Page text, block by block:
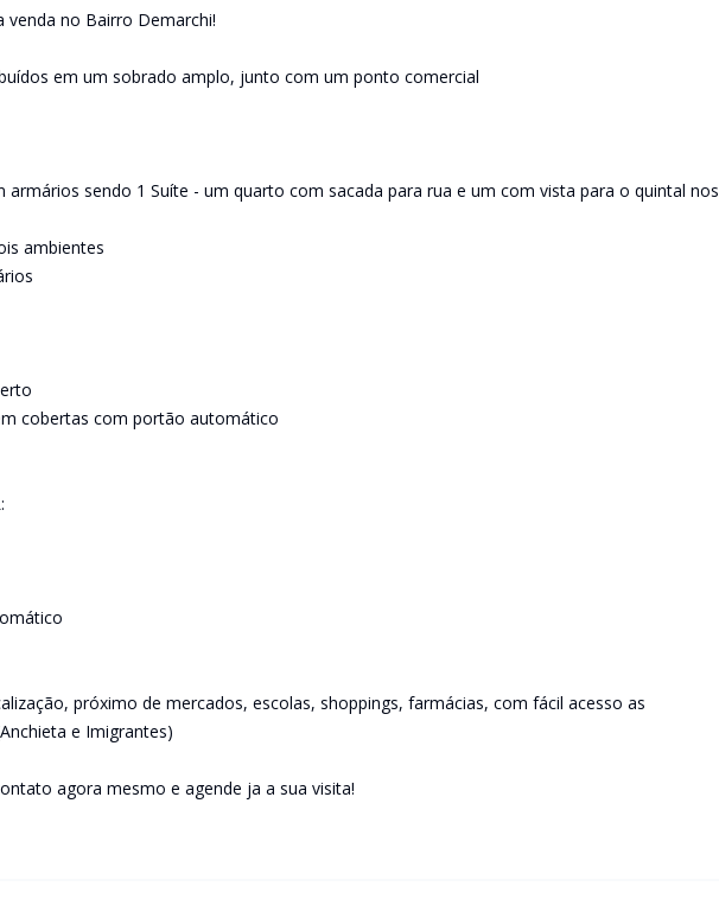
venda no Bairro Demarchi!
em um sobrado amplo, junto com um ponto comercial
sendo 1 Suíte - um quarto com sacada para rua e um com vista para o quintal nos
ambientes
cobertas com portão automático
próximo de mercados, escolas, shoppings, farmácias, com fácil acesso as
e Imigrantes)
agora mesmo e agende ja a sua visita!